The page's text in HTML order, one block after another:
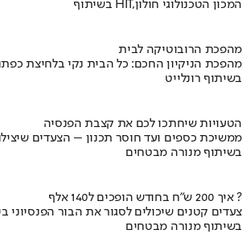
בשיתוף HIT,המכון הטכנולוגי חולון
מהפכת הרובוטיקה לבית
מהפכת הניקיון החכם: כל הבית נקי בלחיצת
בשיתוף רונלייט
הטעויות שיחתכו לכם את קצבת הפנסיה
ממשיכת כספים ועד חוסר תכנון – הצעדים
בשיתוף מנורה מבטחים
איך 200 ש"ח בחודש הופכים ל140 אלף ?
צעדים קטנים שיכולים לסגור את הבור הפנסיוני
בשיתוף מנורה מבטחים